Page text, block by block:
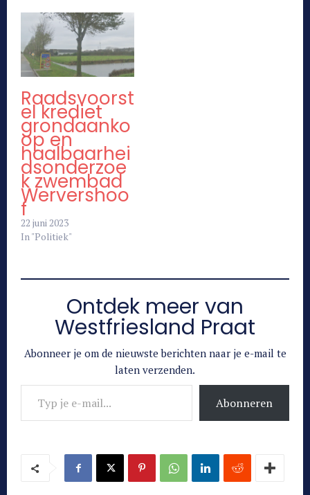
Raadsvoorst
el krediet
grondaanko
op en
haalbaarhei
dsonderzoe
k zwembad
Wervershoo
f
22 juni 2023
In "Politiek"
Ontdek meer van
Westfriesland Praat
Abonneer je om de nieuwste berichten naar je e-mail te
laten verzenden.
Typ je e-mail...
Abonneren